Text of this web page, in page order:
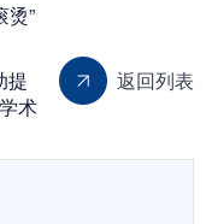
烫”
提
术
返回列表